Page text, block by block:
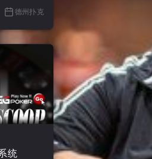
德州扑克
统